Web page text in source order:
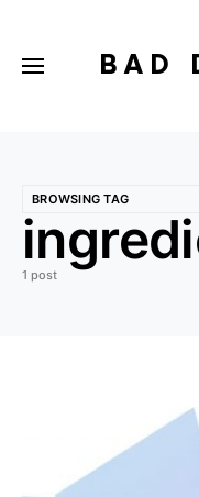
BAD
BROWSING TAG
1 post